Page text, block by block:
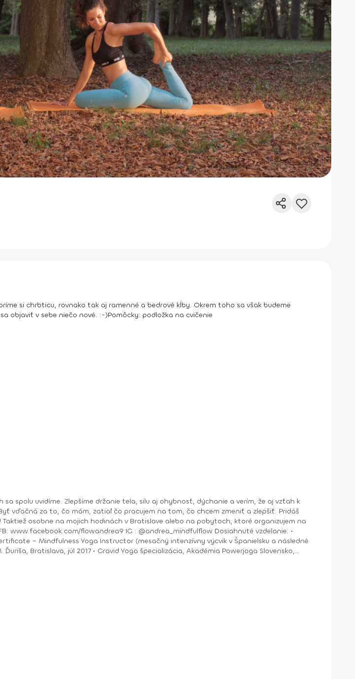
si chrbticu, rovnako tak aj ramenné a bedrové kĺby. Okrem toho sa však budeme
objaviť v sebe niečo nové. :-)Pomôcky: podložka na cvičenie
za to, čo mám, zatiaľ čo pracujem na tom, čo chcem zmeniť a zlepšiť. Pridáš